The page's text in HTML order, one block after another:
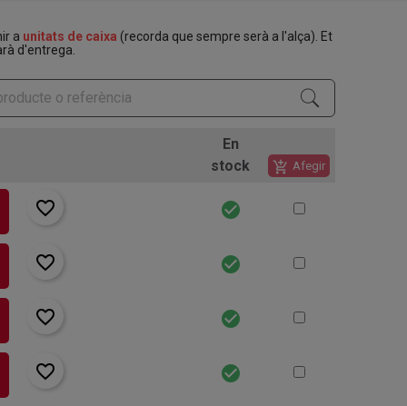
a unitats de caixa (recorda que sempre serà a l'alça). Et
d'entrega.
En
stock
add_shopping_cart Afegir
favorite_border check_circle
favorite_border check_circle
favorite_border check_circle
favorite_border check_circle